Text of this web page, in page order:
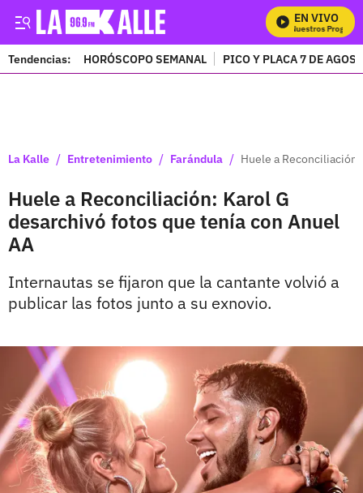
EN VIVO
Mira Todos Nuestros Programas
Tendencias: HORÓSCOPO SEMANAL PICO Y PLACA 7 DE
La Kalle / Entretenimiento / Farándula / Huele a
Huele a Reconciliación: Karol G
desarchivó fotos que tenía con Anuel
AA
Internautas se fijaron que la cantante volvió a
publicar las fotos junto a su exnovio.